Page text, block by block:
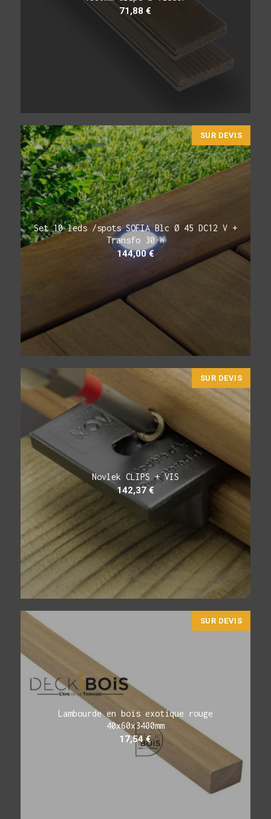
71,88€
SUR DEVIS
Set 10 leds /spots SOFIA Blc Ø 45 DC12 V +
Transfo 30 W
144,00€
SUR DEVIS
Novlek CLIPS + VIS
142,37€
SUR DEVIS
Lambourde en bois exotique rouge
40x60x3400mm
17,54€